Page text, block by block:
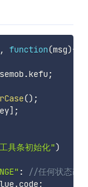
, function(msg){
.kefu;
() ;
] ;
具条初始化")
:
//任何状态改
.code;